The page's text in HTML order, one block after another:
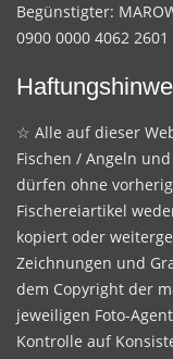
Begünstigter:
0900 0000 4062 2601
☆ Alle auf dieser
Fischen / Angeln
dürfen ohne
Fischereiartikel
kopiert oder
Zeichnungen und
dem Copyright der
jeweiligen Foto-
Kontrolle auf